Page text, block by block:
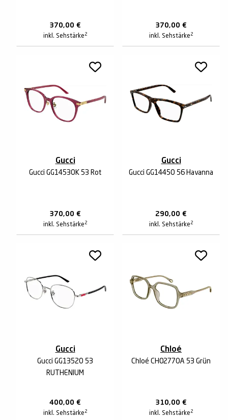
370,00 €
inkl. Sehstärke 2
370,00 €
inkl. Sehstärke 2
Gucci
Gucci GG1453OK 53 Rot
370,00 €
inkl. Sehstärke 2
Gucci
Gucci GG1445O 56 Havanna
290,00 €
inkl. Sehstärke 2
Gucci
Gucci GG1352O 53
RUTHENIUM
400,00 €
inkl. Sehstärke 2
Chloé
Chloé CH0277OA 53 Grün
310,00 €
inkl. Sehstärke 2